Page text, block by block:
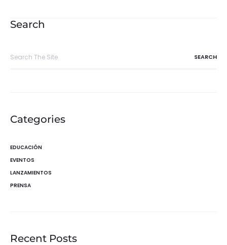
entradas
Search
Categories
EDUCACIÓN
EVENTOS
LANZAMIENTOS
PRENSA
Recent Posts